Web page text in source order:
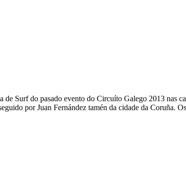
Surf do pasado evento do Circuíto Galego 2013 nas
por Juan Fernández tamén da cidade da Coruña.